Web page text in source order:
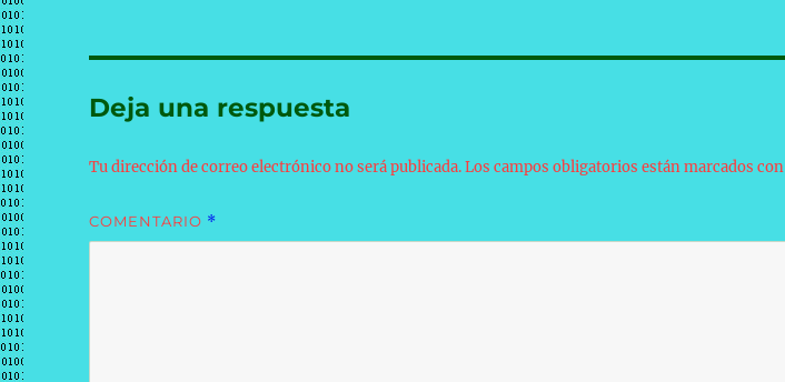
Deja una respuesta
Tu dirección de correo electrónico no será publicada.Los campos obligatorios están marcados con
COMENTARIO *